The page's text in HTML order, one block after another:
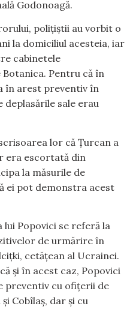
Godonoagă.
polițiștii au vorbit o
la domiciliul acesteia, iar
cabinetele
Pentru că în
în arest preventiv în
deplasările sale erau
lor că Țurcan a
era escortată din
la măsurile de
ei pot demonstra acest
Popovici se referă la
de urmărire în
cetățean al Ucrainei.
și în acest caz, Popovici
preventiv cu ofițerii de
Cobîlaș, dar și cu